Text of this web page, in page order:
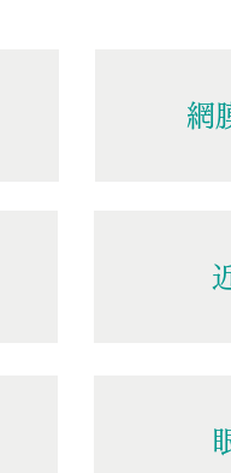
網